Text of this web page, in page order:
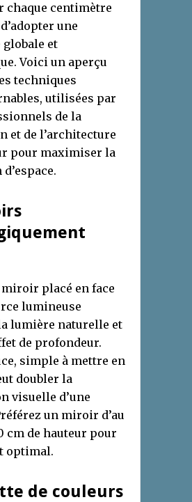
chaque centimètre
une
et
Voici un aperçu
techniques
utilisées par
de la
et de l’architecture
pour maximiser la
placé en face
lumineuse
lumière naturelle et
de profondeur.
simple à mettre en
doubler la
visuelle d’une
un miroir d’au
cm de hauteur pour
optimal.
de couleurs